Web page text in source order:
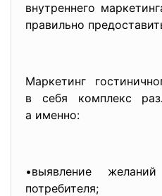
внутреннего
правильно
Маркетинг
в себя комплекс
а именно:
•выявление
потребителя;